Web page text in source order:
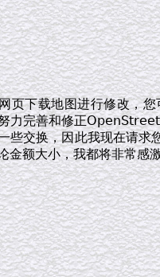
页下载地图进行修改，
力完善和修正
些交换，因此我现在请求
金额大小，我都将非常感